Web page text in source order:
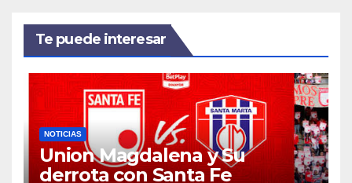
Te puede interesar
NOTICIAS
Union Magdalena y Su
derrota con Santa Fe